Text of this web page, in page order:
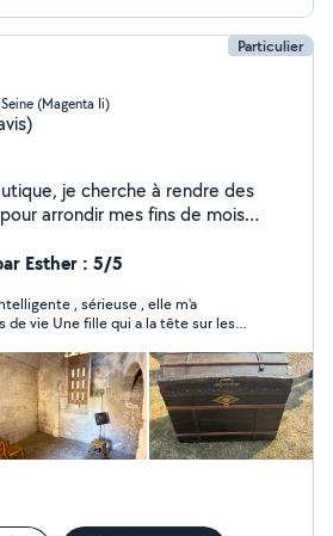
Particulier
(Magenta Ii)
je cherche à rendre des
arrondir mes fins de mois
mieux à vos attentes! À très vite :)
Esther : 5/5
, sérieuse , elle m'a
tête sur les